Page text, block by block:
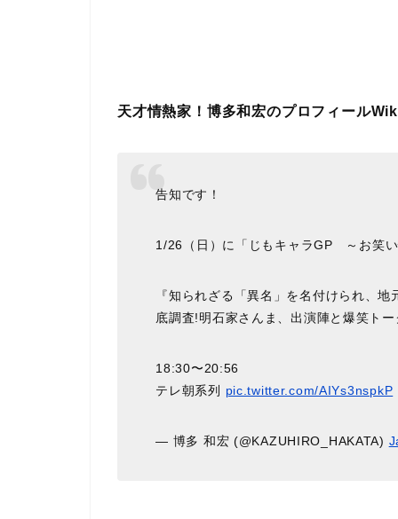
天才情熱家！博多和宏のプロフィール
告知です！
1/26（日）に「じもキャラGP ～お笑
『知られざる「異名」を名付けられ、
底調査!明石家さんま、出演陣と爆笑ト
18:30〜20:56
テレ朝系列 pic.twitter.com/AIYs3nspkP
— 博多 和宏 (@KAZUHIRO_HAKATA)